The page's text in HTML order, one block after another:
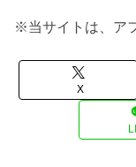
※当サイトは、ア
X